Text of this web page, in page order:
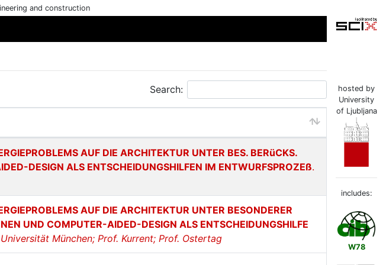
and construction
Search:
AUF DIE ARCHITEKTUR UNTER BES. BERüCKS.
DESIGN ALS ENTSCHEIDUNGSHILFEN IM ENTWURFSPROZEß.
AUF DIE ARCHITEKTUR UNTER BESONDERER
UND COMPUTER-AIDED-DESIGN ALS ENTSCHEIDUNGSHILFE
München; Prof. Kurrent; Prof. Ostertag
hosted by
University
of Ljubljana
includes:
W78